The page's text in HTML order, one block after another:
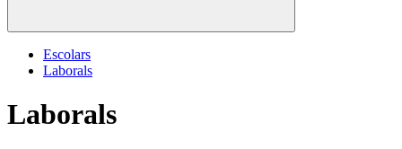
Escolars
Laborals
Laborals